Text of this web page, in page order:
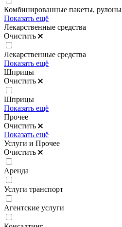
Комбинированные пакеты, рулоны
Показать ещё
Лекарственные средства
Очистить
Лекарственные средства
Показать ещё
Шприцы
Очистить
Шприцы
Показать ещё
Прочее
Очистить
Показать ещё
Услуги и Прочее
Очистить
Аренда
Услуги транспорт
Агентские услуги